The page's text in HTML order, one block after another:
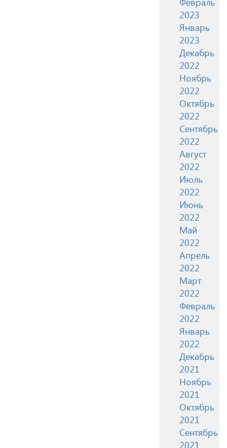
2023
Январь
2023
Декабрь
2022
Ноябрь
2022
Октябрь
2022
Сентябрь
2022
Август
2022
Июль
2022
Июнь
2022
Май
2022
Апрель
2022
Март
2022
Февраль
2022
Январь
2022
Декабрь
2021
Ноябрь
2021
Октябрь
2021
Сентябрь
2021